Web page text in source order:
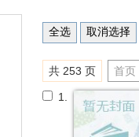
共 253 页 首页
1.